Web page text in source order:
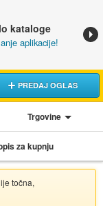
kataloge
aplikacije!
PREDAJ OGLAS
Trgovine
za kupnju
točna,